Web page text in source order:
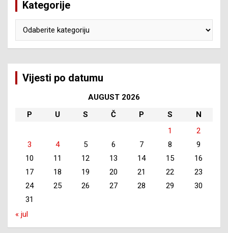
Kategorije
Vijesti po datumu
AUGUST 2026
P
U S Č P S
N
1
2
3
4 5 6 7 8
9
10
11 12 13 14 15
16
17
18 19 20 21 22
23
24
25 26 27 28 29
30
31
« jul